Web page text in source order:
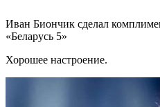
Иван Биончик сделал
«Беларусь 5»
Хорошее настроение.